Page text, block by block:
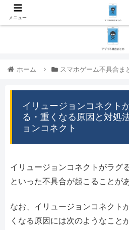
ホーム スマホゲーム不具合ま
イリュージョンコネクト
る・重くなる原因と対処
ョンコネクト
イリュージョンコネクトがラグ
といった不具合が起こることが
なお、イリュージョンコネクト
くなる原因には次のようなこと
メニュー